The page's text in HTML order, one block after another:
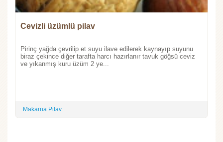
Cevizli üzümlü pilav
Pirinç yağda çevrilip et suyu ilave edilerek kaynayıp suyunu
biraz çekince diğer tarafta harcı hazırlanır tavuk göğsü ceviz
ve yıkanmış kuru üzüm 2 ye...
Makarna Pilav